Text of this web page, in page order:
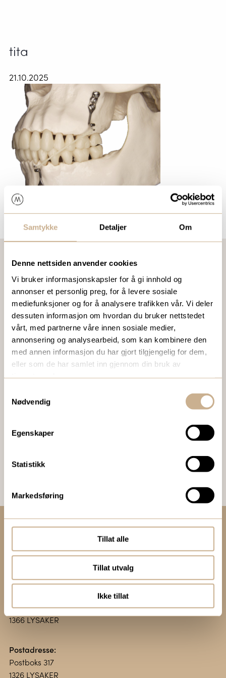
Samtykke Detaljer Om
Denne nettsiden anvender cookies
Vi bruker informasjonskapsler for å gi innhold og
annonser et personlig preg, for å levere sosiale
mediefunksjoner og for å analysere trafikken vår. Vi deler
dessuten informasjon om hvordan du bruker nettstedet
vårt, med partnerne våre innen sosiale medier,
annonsering og analysearbeid, som kan kombinere den
med annen informasjon du har gjort tilgjengelig for dem,
eller som de har samlet inn gjennom din bruk av
Nødvendig
Egenskaper
Statistikk
Markedsføring
Tillat alle
Tillat utvalg
Ikke tillat
tita
21.10.2025
VIL DU VITE MER OM VÅRE PRODUKTER?
Ta kontakt med en av våre medarbeidere, eller send en e-
post tilortomedic@ortomedic.no
Ta kontakt
To ganger i året sender vi ut vårt gratis kundemagasin
og mikroskopi.
+47 67 51 86 00
ortomedic@ortomedic.no
Vollsveien 13 E
1366 LYSAKER
Postadresse:
Postboks 317
1326 LYSAKER